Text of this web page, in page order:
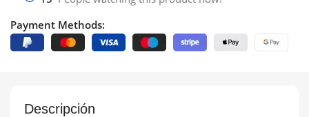
Payment Methods:
Descripción